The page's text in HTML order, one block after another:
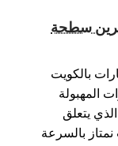
/ ونش كرين سطحة
بالكويت
المهبولة
يتعلق
بالسرعة